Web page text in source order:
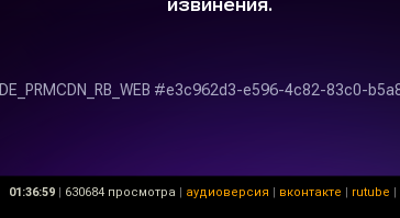
01:36:59 | 630684 просмотра | аудиоверсия | вконтакте | rutube |